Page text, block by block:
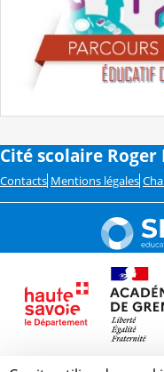
Cité scolaire Roger
Contacts Mentions légales